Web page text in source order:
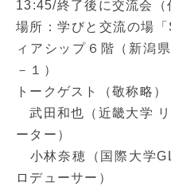
13:45/終了後に交流会（
場所：学びと交流の場
ィアシップ６階（新潟
－１）
トークゲスト（敬称略）
武田和也（近畿大学
ーター）
小林奈穂（国際大学
ロデューサー）